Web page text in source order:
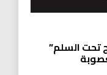
تحت السلم”